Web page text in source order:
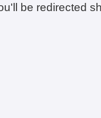
be redirected